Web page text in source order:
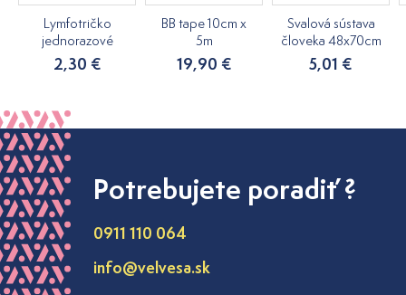
Lymfotričko
jednorazové
2,30 €
BB tape 10cm x
5m
19,90 €
Svalová sústava
človeka 48x70cm
5,01 €
Potrebujete poradiť ?
0911 110 064
info@velvesa.sk